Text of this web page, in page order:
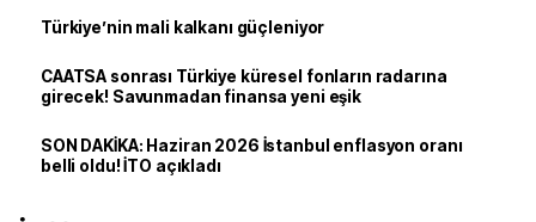
Türkiye’nin mali kalkanı güçleniyor
CAATSA sonrası Türkiye küresel fonların radarına
girecek! Savunmadan finansa yeni eşik
SON DAKİKA: Haziran 2026 İstanbul enflasyon oranı
belli oldu! İTO açıkladı